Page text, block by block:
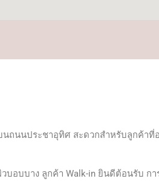
นถนนประชาอุทิศ สะดวกสำหรับลูกค้า
อบบาง ลูกค้า Walk-in ยินดีต้อนรับ กา